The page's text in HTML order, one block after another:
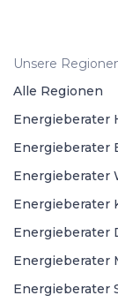
Unsere
Alle Regionen
Energieberater
Energieberater
Energieberater
Energieberater
Energieberater
Energieberater
Energieberater